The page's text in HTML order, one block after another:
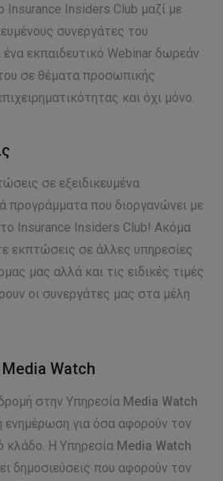
Insurance Insiders Club μαζί με
συνεργάτες του
ένα εκπαιδευτικό Webinar δωρεάν
σε θέματα προσωπικής
και όχι μόνο.
σε εξειδικευμένα
προγράμματα που διοργανώνει με
Insurance Insiders Club! Ακόμα
εκπτώσεις σε άλλες υπηρεσίες
μας αλλά και τις ειδικές τιμές
οι συνεργάτες μας στα μέλη
Watch
στην Υπηρεσία Media Watch
ενημέρωση για όσα αφορούν τον
κλάδο. Η Υπηρεσία Media Watch
δημοσιεύσεις που αφορούν τον